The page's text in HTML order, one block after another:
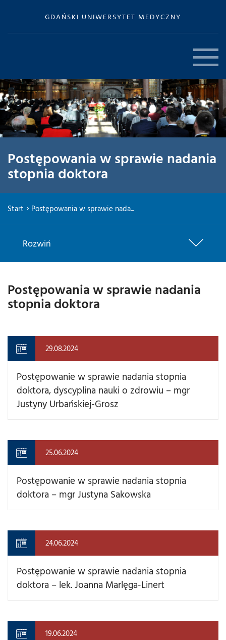
GDAŃSKI UNIWERSYTET MEDYCZNY
Postępowania w sprawie nadania
stopnia doktora
Start Postępowania w sprawie nada...
Rozwiń
Postępowania w sprawie nadania
stopnia doktora
29.08.2024
Postępowanie w sprawie nadania stopnia
doktora, dyscyplina nauki o zdrowiu – mgr
Justyny Urbańskiej-Grosz
25.06.2024
Postępowanie w sprawie nadania stopnia
doktora – mgr Justyna Sakowska
24.06.2024
Postępowanie w sprawie nadania stopnia
doktora – lek. Joanna Marlęga-Linert
19.06.2024